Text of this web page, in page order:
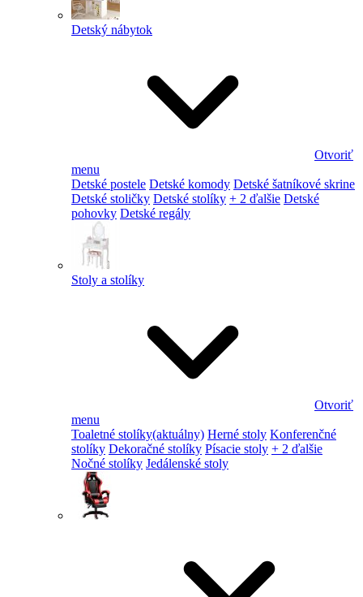
Detský nábytok
Otvoriť
menu
Detské postele Detské komody Detské šatníkové skrine
Detské stoličky Detské stolíky + 2 ďalšie Detské
pohovky Detské regály
Stoly a stolíky
Otvoriť
menu
Toaletné stolíky(aktuálny) Herné stoly Konferenčné
stolíky Dekoračné stolíky Písacie stoly + 2 ďalšie
Nočné stolíky Jedálenské stoly